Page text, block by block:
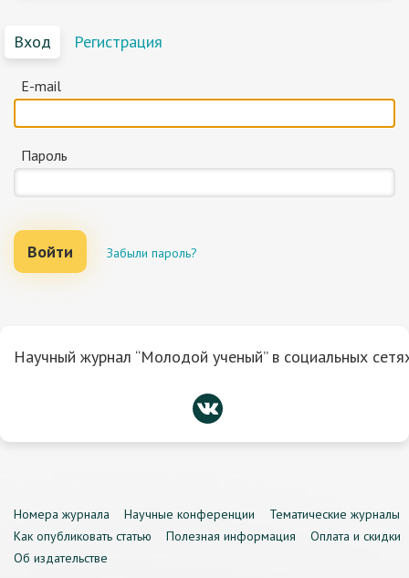
Вход Регистрация
E-mail
Пароль
Войти Забыли пароль?
Научный журнал “Молодой ученый” в социальных
Номера журнала Научные конференции
Тематические журналы
Как опубликовать статью
Полезная информация
Оплата и скидки
Об издательстве